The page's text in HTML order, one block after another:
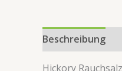
Beschreibung
Hickory